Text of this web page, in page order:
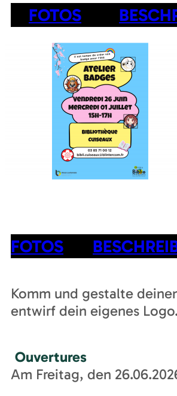
FOTOS
FOTOS
Komm und gestalte
entwirf dein eigenes
Ouvertures
Am Freitag, den